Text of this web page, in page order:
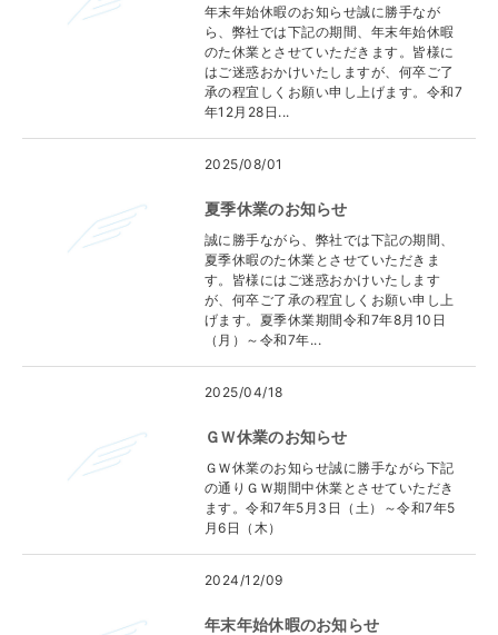
年末年始休暇のお知らせ誠に勝手なが
ら、弊社では下記の期間、年末年始休暇
のた休業とさせていただきます。皆様に
はご迷惑おかけいたしますが、何卒ご了
承の程宜しくお願い申し上げます。令和7
年12月28日...
2025/08/01
夏季休業のお知らせ
誠に勝手ながら、弊社では下記の期間、
夏季休暇のた休業とさせていただきま
す。皆様にはご迷惑おかけいたします
が、何卒ご了承の程宜しくお願い申し上
げます。夏季休業期間令和7年8月10日
（月）～令和7年...
2025/04/18
ＧＷ休業のお知らせ
ＧＷ休業のお知らせ誠に勝手ながら下記
の通りＧＷ期間中休業とさせていただき
ます。令和7年5月3日（土）～令和7年5
月6日（木）
2024/12/09
年末年始休暇のお知らせ